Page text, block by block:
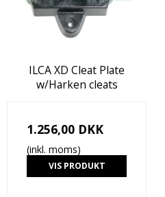
ILCA XD Cleat Plate
w/Harken cleats
1.256,00 DKK
(inkl. moms)
VIS PRODUKT